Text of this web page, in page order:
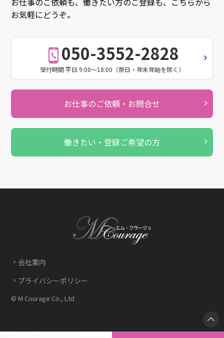
お気軽にどうぞ。
050-3552-2828
受付時間 平日 9:00～18:00（祭日・年末年始を除く）
お仕事のご依頼・お問合せ
働きたい・登録ご希望の方
会社案内
プライバシーポリシー
© M Courage Co., Ltd